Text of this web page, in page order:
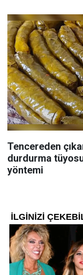
Tencereden
durdurma
yöntemi